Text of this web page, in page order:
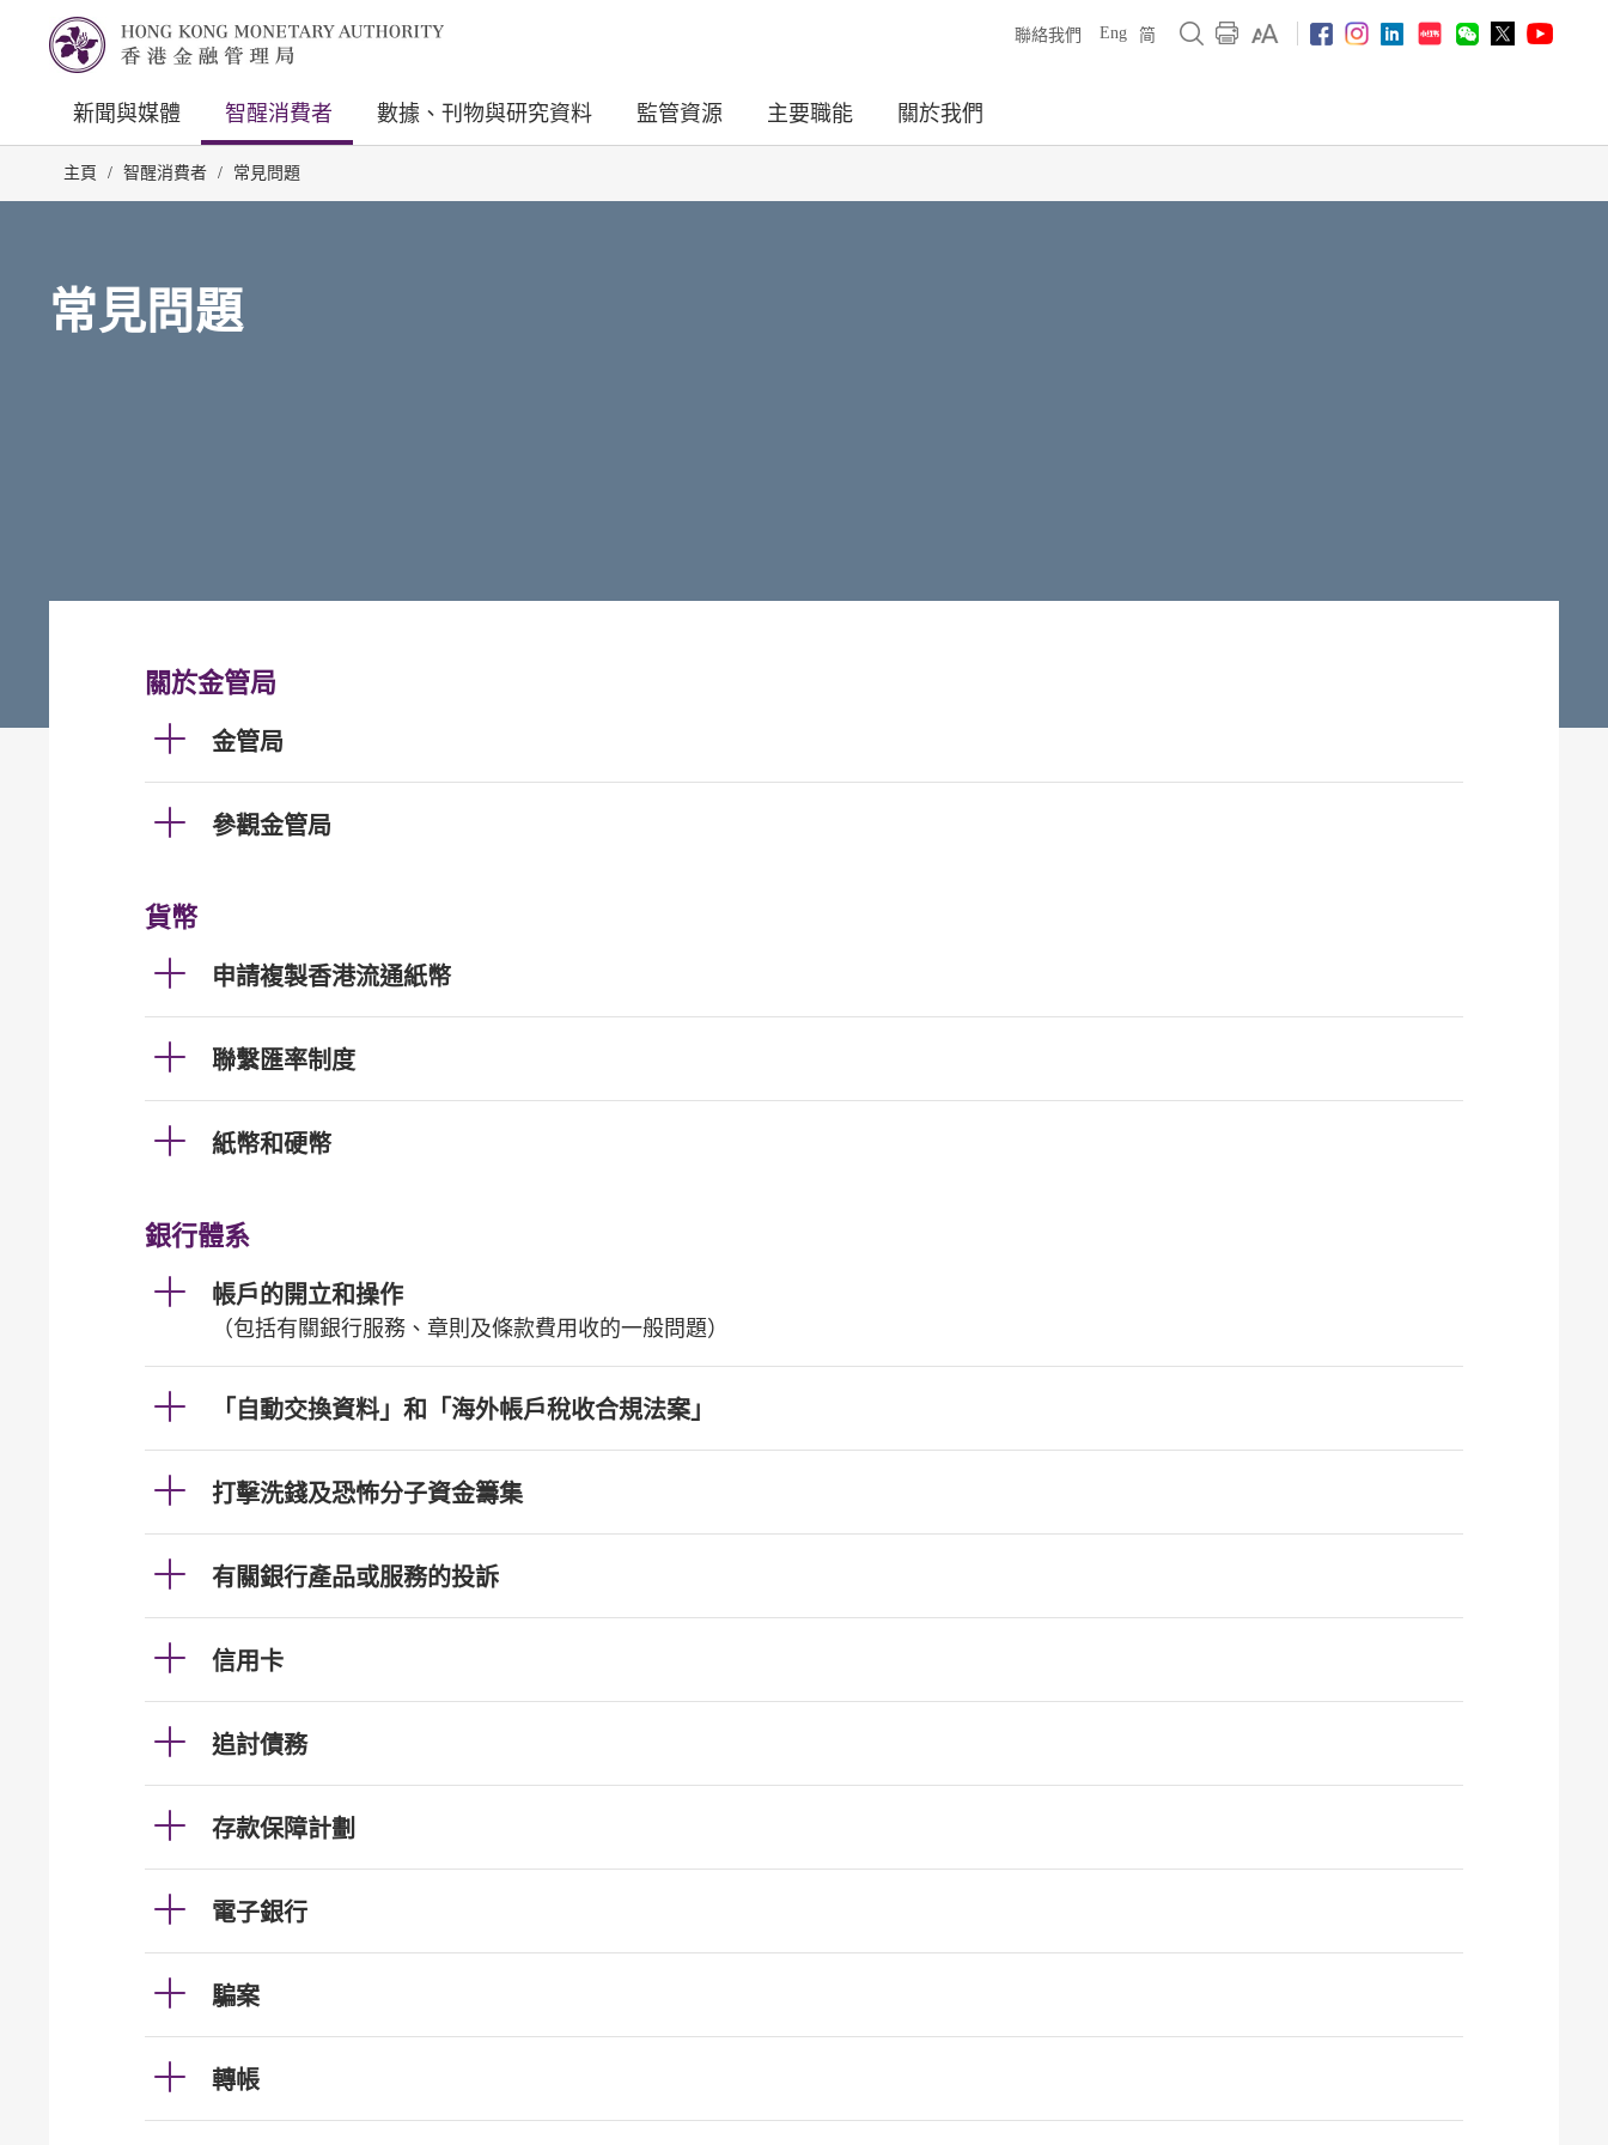
聯絡我們 Eng 简
新聞與媒體 智醒消費者 數據、刊物與研究資料 監管資源 主要職能 關於我們
主頁 / 智醒消費者 / 常見問題
常見問題
關於金管局
金管局
參觀金管局
貨幣
申請複製香港流通紙幣
聯繫匯率制度
紙幣和硬幣
銀行體系
帳戶的開立和操作
（包括有關銀行服務、章則及條款費用收的一般問題）
「自動交換資料」和「海外帳戶稅收合規法案」
打擊洗錢及恐怖分子資金籌集
有關銀行產品或服務的投訴
信用卡
追討債務
存款保障計劃
電子銀行
騙案
轉帳